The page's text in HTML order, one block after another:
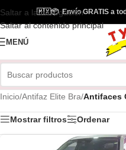
Saltar a la navegación
Saltar al contenido principal
🇲🇽📦Envío GRATIS a
MENÚ
Inicio/Antifaz Elite Bra/Antifaces
Mostrar filtros Ordenar